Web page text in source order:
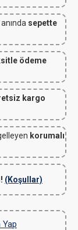
sepette
ödeme
kargo
korumalı
(Koşullar)